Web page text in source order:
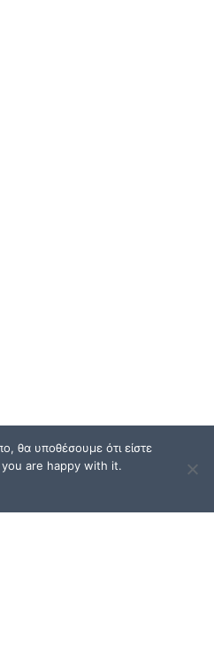
θα υποθέσουμε ότι είστε
are happy with it.